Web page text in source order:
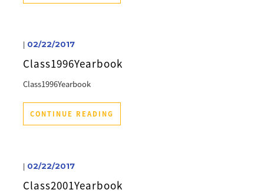
| 02/22/2017
Class1996Yearbook
Class1996Yearbook
CONTINUE READING
| 02/22/2017
Class2001Yearbook